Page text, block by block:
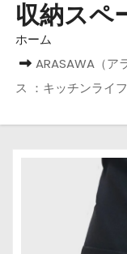
収納スペ
ホーム
ARASAWA（ア
ス ：キッチンライ